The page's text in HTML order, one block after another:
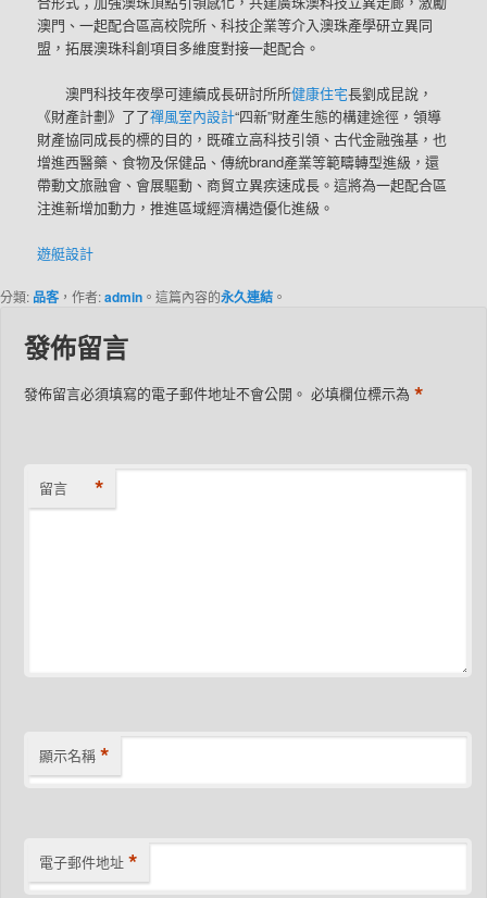
澳門、一起配合區高校院所、科技企業等介入澳珠產學研立異同
盟，拓展澳珠科創項目多維度對接一起配合。
澳門科技年夜學可連續成長研討所所健康住宅長劉成昆說，
《財產計劃》了了禪風室內設計“四新”財產生態的構建途徑，領導
財產協同成長的標的目的，既確立高科技引領、古代金融強基，也
增進西醫藥、食物及保健品、傳統brand產業等範疇轉型進級，還
帶動文旅融會、會展驅動、商貿立異疾速成長。這將為一起配合區
注進新增加動力，推進區域經濟構造優化進級。
遊艇設計
分類: 品客 ，作者:admin 。這篇內容的永久連結 。
發佈留言
發佈留言必須填寫的電子郵件地址不會公開。 必填欄位標示為*
留言 *
顯示名稱 *
電子郵件地址 *